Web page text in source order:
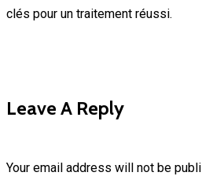
clés pour un traitement réussi.
Leave A Reply
Your email address will not be